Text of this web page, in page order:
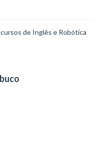
de Inglês e Robótica